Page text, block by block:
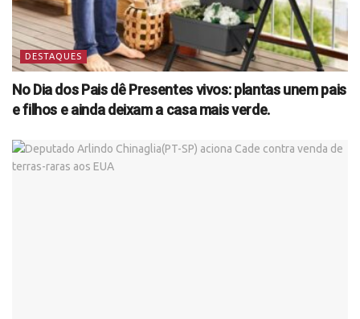
DESTAQUES
No Dia dos Pais dê Presentes vivos: plantas unem pais
e filhos e ainda deixam a casa mais verde.